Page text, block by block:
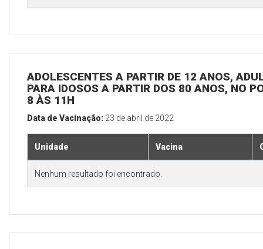
ADOLESCENTES A PARTIR DE 12 ANOS,
PARA IDOSOS A PARTIR DOS 80 ANOS, NO
8 ÀS 11H
Data de Vacinação: 23 de abril de 2022
Unidade Vacina
Nenhum resultado foi encontrado.